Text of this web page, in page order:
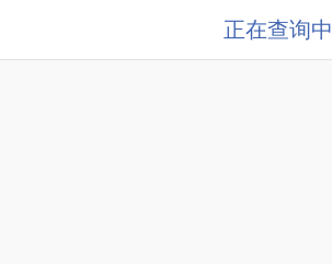
正在查询中